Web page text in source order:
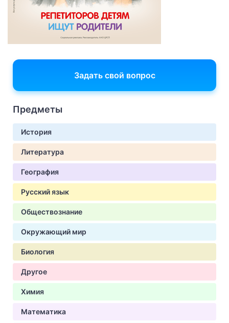
Задать свой вопрос
Предметы
История
Литература
География
Русский язык
Обществознание
Окружающий мир
Биология
Другое
Химия
Математика